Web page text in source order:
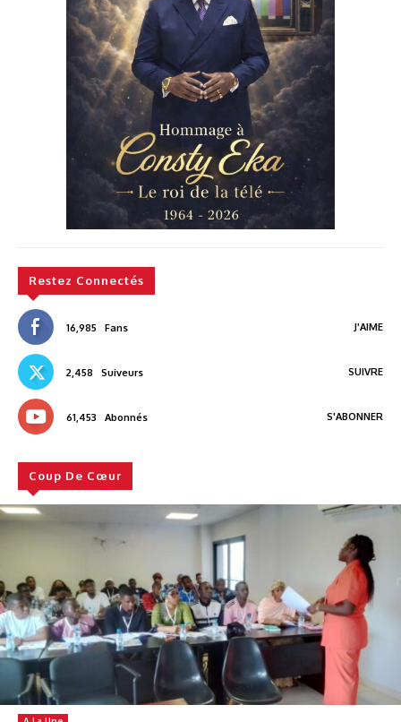
Restez Connectés
16,985 Fans J'AIME
2,458 Suiveurs SUIVRE
61,453 Abonnés S'ABONNER
Coup De Cœur